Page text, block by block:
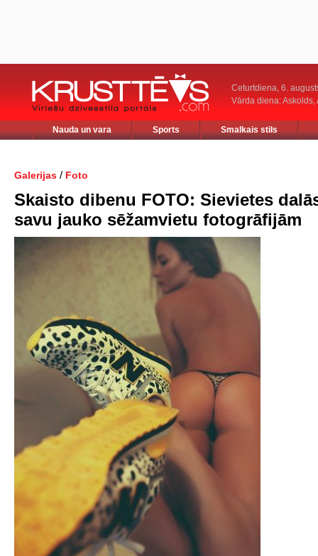
Ceturtdiena, 6.
Vārda diena: Askolds,
Nauda un vara Sports Smalkais stils
Galerijas / Foto
Skaisto dibenu FOTO: Sievietes
savu jauko sēžamvietu fotogrāfijām